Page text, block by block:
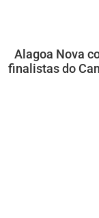
Alagoa Nova
finalistas do